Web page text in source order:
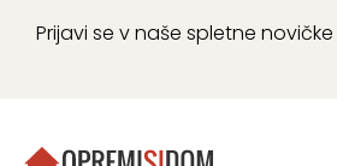
Prijavi se v naše spletne